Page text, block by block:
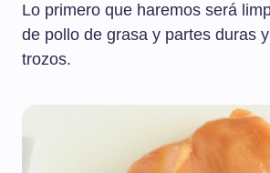
Lo primero que haremos será
de pollo de grasa y partes duras
trozos.